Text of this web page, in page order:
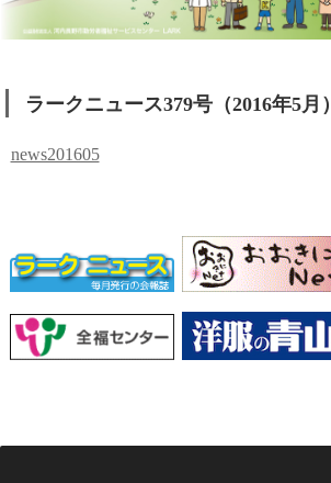
ラークニュース379号（2016年5月）
news201605